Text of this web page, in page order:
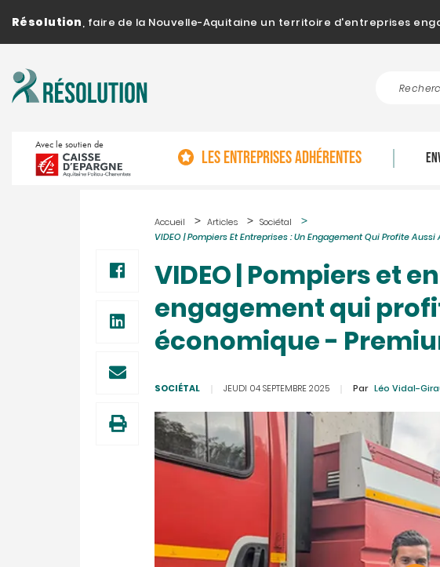
Résolution, faire de la Nouvelle-Aquitaine un territoire d'entreprises
Avec le soutien de
LES ENTREPRISES ADHÉRENTES
Accueil Articles
Sociétal
VIDEO | Pompiers Et Entreprises : Un Engagement Qui Profite
VIDEO | Pompiers et
engagement qui
économique -
SOCIÉTAL JEUDI 04 SEPTEMBRE 2025 Par Léo Vidal-